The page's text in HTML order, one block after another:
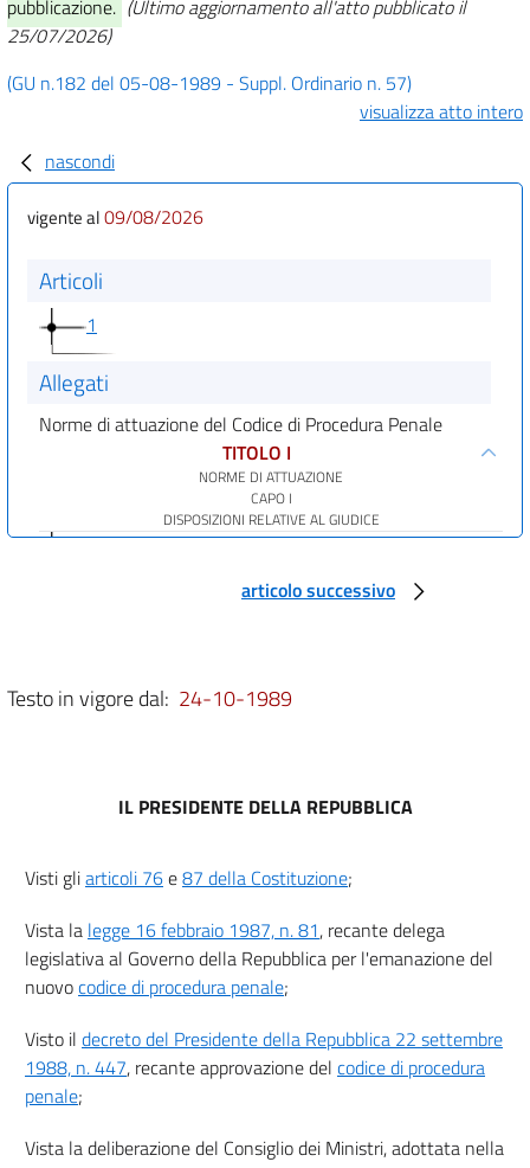
pubblicazione. (Ultimo aggiornamento all'atto pubblicato il
25/07/2026)
(GU n.182 del 05-08-1989 - Suppl. Ordinario n. 57)
visualizza atto intero
nascondi
vigente al09/08/2026
Articoli
1
Allegati
Norme di attuazione del Codice di Procedura Penale
TITOLO I
NORME DI ATTUAZIONE
CAPO I
DISPOSIZIONI RELATIVE AL GIUDICE
DISPOSIZIONI
RELATIVE AL PUBBLICO MINISTERO
art. 4
art. 4 ter
TITOLO I
NORME DI ATTUAZIONE
CAPO III
DISPOSIZIONI
art. 5
art. 6
art. 8
articolo successivo
Testo in vigore dal: 24-10-1989
IL PRESIDENTE DELLA REPUBBLICA
Visti gliarticoli 76e87 della Costituzione;
Vista la legge 16 febbraio 1987, n. 81, recante delega
legislativa al Governo della Repubblica per l'emanazione del
nuovocodice di procedura penale;
Visto il decreto del Presidente della Repubblica 22 settembre
1988, n. 447, recante approvazione del codice di procedura
penale;
Vista la deliberazione del Consiglio dei Ministri, adottata nella